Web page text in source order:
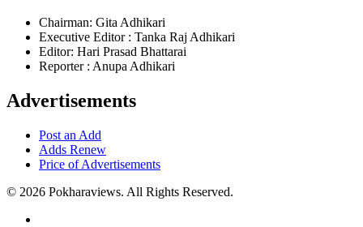
Chairman: Gita Adhikari
Executive Editor : Tanka Raj Adhikari
Editor: Hari Prasad Bhattarai
Reporter : Anupa Adhikari
Advertisements
Post an Add
Adds Renew
Price of Advertisements
© 2026 Pokharaviews. All Rights Reserved.